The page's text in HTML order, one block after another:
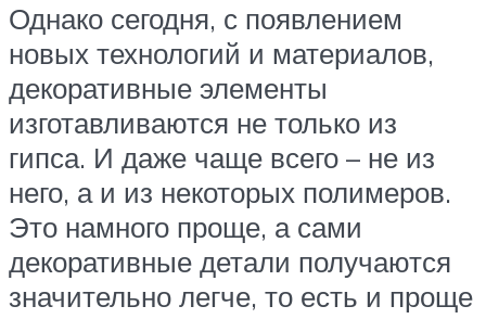
Однако сегодня, с появлением
новых технологий и материалов,
декоративные элементы
изготавливаются не только из
гипса. И даже чаще всего – не из
него, а и из некоторых полимеров.
Это намного проще, а сами
декоративные детали получаются
значительно легче, то есть и проще